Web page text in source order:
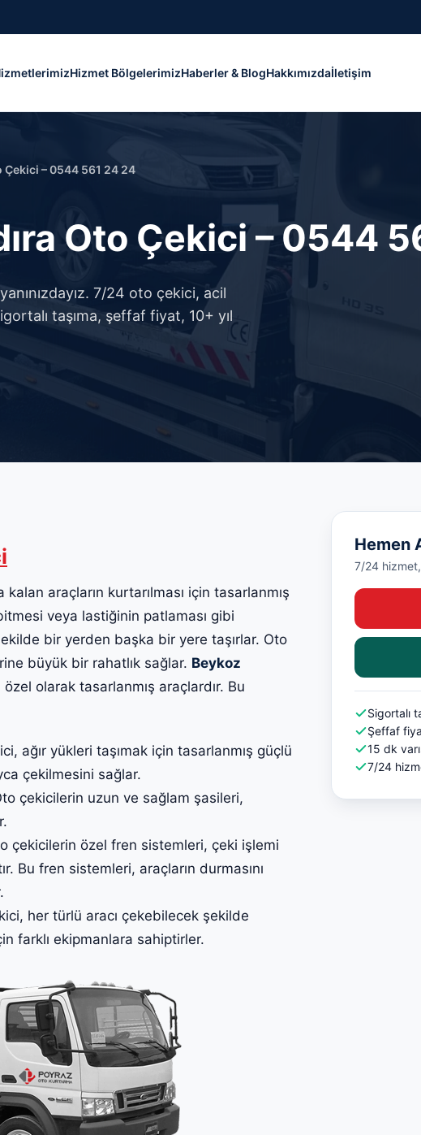
Hizmet BölgelerimizHaberler & BlogHakkımızdaİletişim
Çekici – 0544 561 24 24
Oto Çekici – 0544
7/24 oto çekici, acil
taşıma, şeffaf fiyat, 10+ yıl
kalan araçların kurtarılması için tasarlanmış
veya lastiğinin patlaması gibi
bir yerden başka bir yere taşırlar. Oto
büyük bir rahatlık sağlar. Beykoz
olarak tasarlanmış araçlardır. Bu
ağır yükleri taşımak için tasarlanmış güçlü
çekilmesini sağlar.
çekicilerin uzun ve sağlam şasileri,
çekicilerin özel fren sistemleri, çeki işlemi
Bu fren sistemleri, araçların durmasını
her türlü aracı çekebilecek şekilde
farklı ekipmanlara sahiptirler.
Hemen
7/24
Sigortalı
Şeffaf
15 dk
7/24